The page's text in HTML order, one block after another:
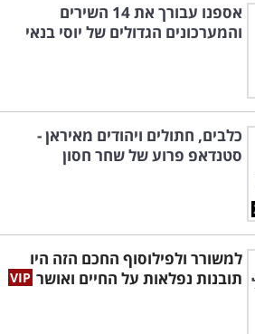
אספנו עבורך את 14 השירים
והמערכונים הגדולים של יוסי בנאי
כלבים, חתולים ויהודים מאיראן -
סטנדאפ פרוע של שחר חסון
למשורר ולפילוסוף החכם הזה היו
תובנות נפלאות על החיים ואושר